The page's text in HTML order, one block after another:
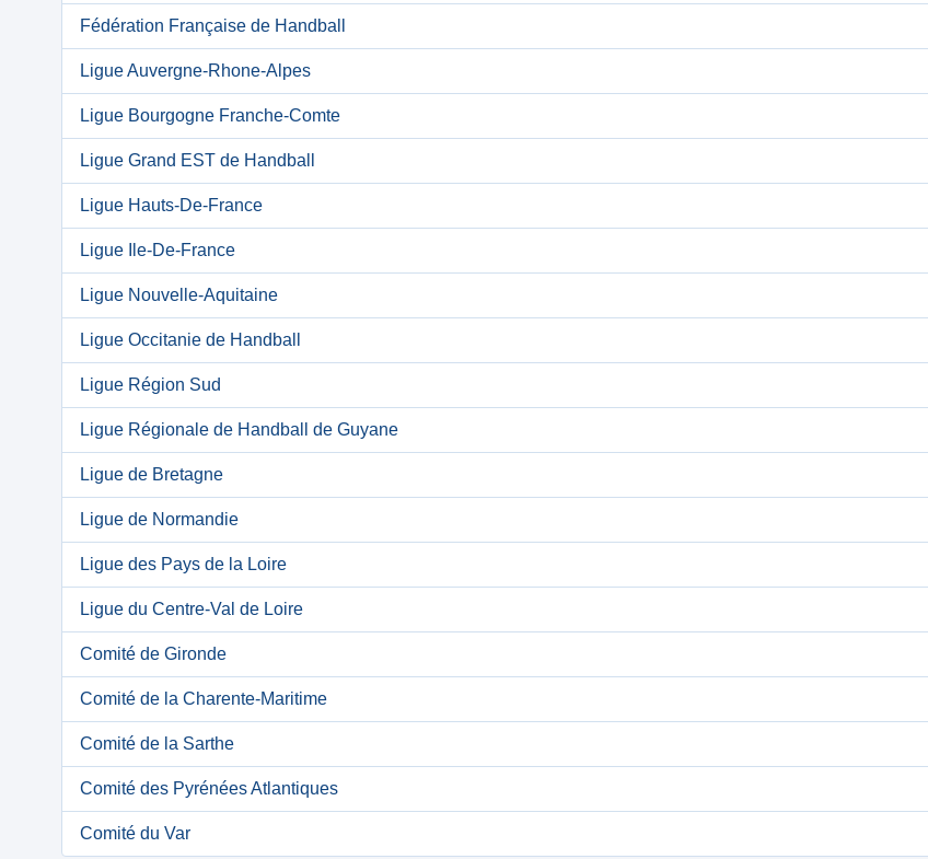
Fédération Française de Handball
Ligue Auvergne-Rhone-Alpes
Ligue Bourgogne Franche-Comte
Ligue Grand EST de Handball
Ligue Hauts-De-France
Ligue Ile-De-France
Ligue Nouvelle-Aquitaine
Ligue Occitanie de Handball
Ligue Région Sud
Ligue Régionale de Handball de Guyane
Ligue de Bretagne
Ligue de Normandie
Ligue des Pays de la Loire
Ligue du Centre-Val de Loire
Comité de Gironde
Comité de la Charente-Maritime
Comité de la Sarthe
Comité des Pyrénées Atlantiques
Comité du Var